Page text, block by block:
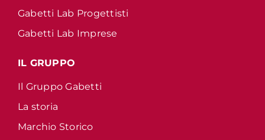
Gabetti Lab Progettisti
Gabetti Lab Imprese
IL GRUPPO
Il Gruppo Gabetti
La storia
Marchio Storico